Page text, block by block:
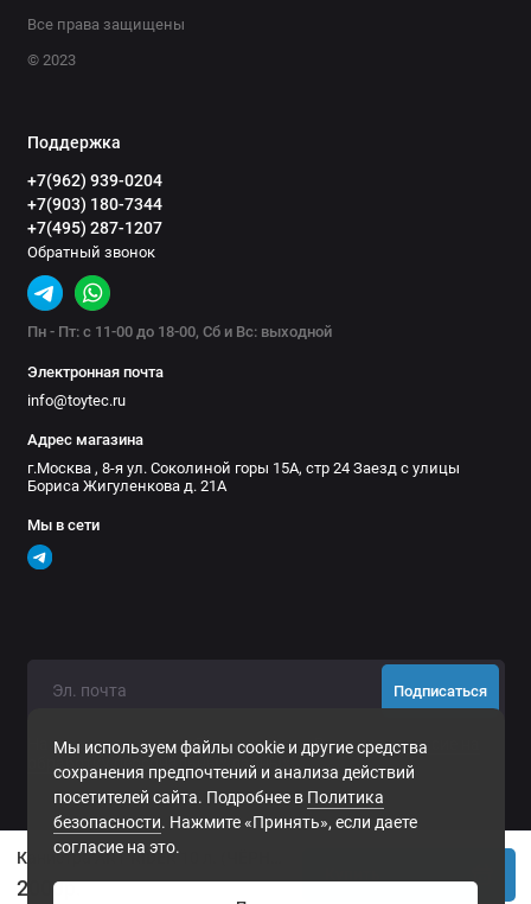
2000р.
Мы используем файлы cookie и другие средства
сохранения предпочтений и анализа действий
посетителей сайта. Подробнее в Политика
безопасности. Нажмите «Принять», если даете
согласие на это.
Все права защищены
© 2023
Поддержка
+7(962) 939-0204
+7(903) 180-7344
+7(495) 287-1207
Обратный звонок
Пн - Пт: с 11-00 до 18-00, Сб и Вс: выходной
Электронная почта
info@toytec.ru
Адрес магазина
г.Москва , 8-я ул. Соколиной горы 15А, стр 24 Заезд с улицы
Бориса Жигуленкова д. 21А
Мы в сети
Подписаться
Нажимая на кнопку «Подписаться», Вы даетесогласие на
обработку персональных данных.